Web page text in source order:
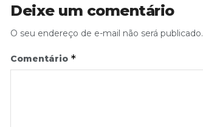
Deixe um comentário
O seu endereço de e-mail não será publicado.
Comentário *